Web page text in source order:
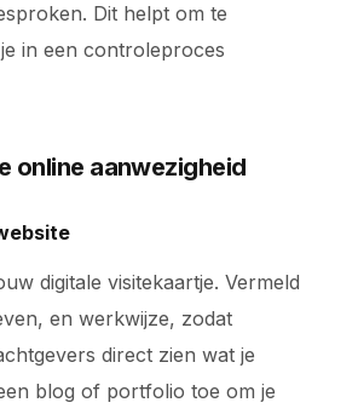
Dit helpt om te
in een controleproces
online aanwezigheid
digitale visitekaartje. Vermeld
en werkwijze, zodat
direct zien wat je
blog of portfolio toe om je